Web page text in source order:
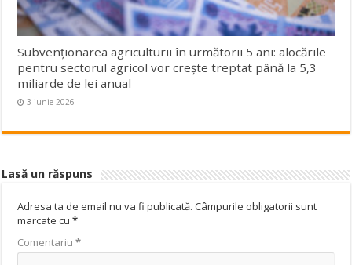
Subvenționarea agriculturii în următorii 5 ani: alocările
pentru sectorul agricol vor crește treptat până la 5,3
miliarde de lei anual
3 iunie 2026
Lasă un răspuns
Adresa ta de email nu va fi publicată. Câmpurile obligatorii sunt
marcate cu*
Comentariu*